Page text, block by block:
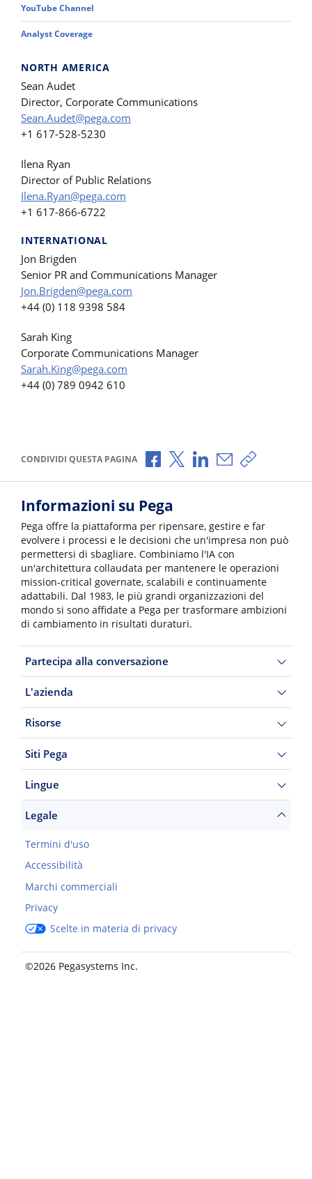
YouTube Channel
Analyst Coverage
NORTH AMERICA
Sean Audet
Director, Corporate Communications
Sean.Audet@pega.com
+1 617-528-5230
Ilena Ryan
Director of Public Relations
Ilena.Ryan@pega.com
+1 617-866-6722
INTERNATIONAL
Jon Brigden
Senior PR and Communications Manager
Jon.Brigden@pega.com
+44 (0) 118 9398 584
Sarah King
Corporate Communications Manager
Sarah.King@pega.com
+44 (0) 789 0942 610
CONDIVIDI QUESTA PAGINA Condividi via Facebook
Condividi via X
Condividi via
Condividi via e-
Copia link
Informazioni su Pega
Pega offre la piattaforma per ripensare, gestire e far
evolvere i processi e le decisioni che un'impresa non può
permettersi di sbagliare. Combiniamo l'IA con
un'architettura collaudata per mantenere le operazioni
mission-critical governate, scalabili e continuamente
adattabili. Dal 1983, le più grandi organizzazioni del
mondo si sono affidate a Pega per trasformare ambizioni
di cambiamento in risultati duraturi.
Partecipa alla conversazione
L'azienda
Risorse
Siti Pega
Lingue
Legale
Termini d'uso
Accessibilità
Marchi commerciali
Privacy
Scelte in materia di privacy
©2026 Pegasystems Inc.